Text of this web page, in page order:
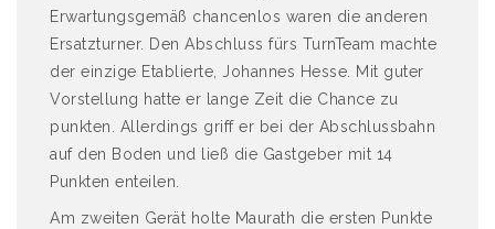
Erwartungsgemäß chancenlos waren die anderen
Ersatzturner. Den Abschluss fürs TurnTeam machte
der einzige Etablierte, Johannes Hesse. Mit guter
Vorstellung hatte er lange Zeit die Chance zu
punkten. Allerdings griff er bei der Abschlussbahn
auf den Boden und ließ die Gastgeber mit 14
Punkten enteilen.
Am zweiten Gerät holte Maurath die ersten Punkte